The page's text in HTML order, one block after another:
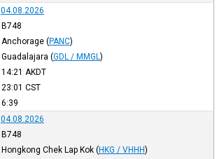
04.08.2026
B748
Anchorage (PANC)
Guadalajara (GDL / MMGL )
14:21 AKDT
23:01 CST
6:39
04.08.2026
B748
Hongkong Chek Lap Kok (HKG / VHHH)